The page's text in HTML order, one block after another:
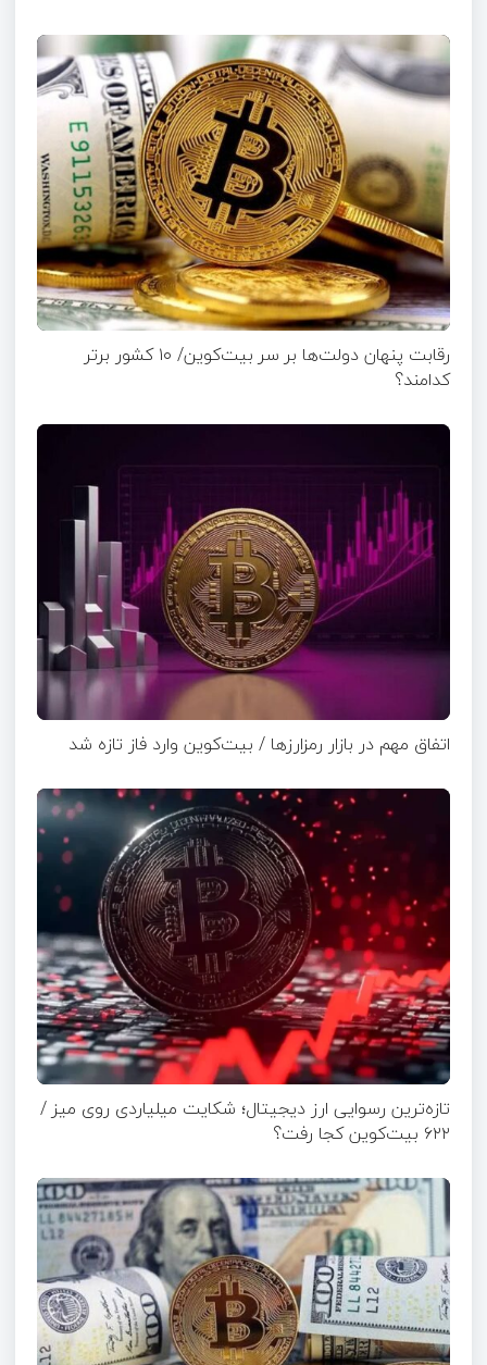
رقابت پنهان دولت‌ها بر سر بیت‌کوین/ ۱۰ کشور برتر
کدامند؟
اتفاق مهم در بازار رمزارزها / بیت‌کوین وارد فاز تازه شد
تازه‌ترین رسوایی ارز دیجیتال؛ شکایت میلیاردی روی میز /
۶۲۲ بیت‌کوین کجا رفت؟